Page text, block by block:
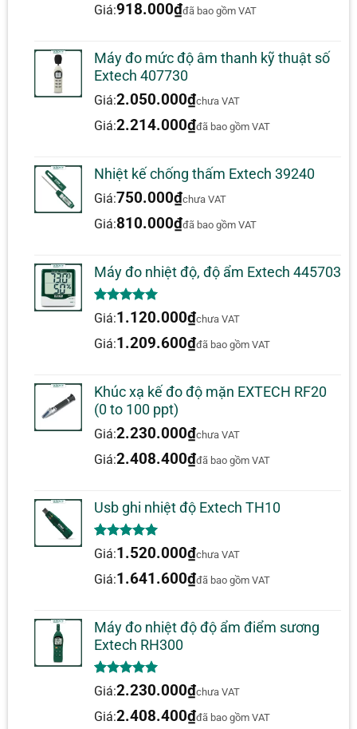
Dải đo – Type N
-200 đến 1999.9°F (-150 đến 1300°C)
Độ phân giải
Độ chính xác cơ
J, K, E, T, N±0.05% giá trị đo (+4°F /
Kích thước
6 × 2.8 × 1.5″ (152 × 72 × 37 mm)
Khối lượng
8.3 oz (235 g)
Giá:918.000₫đã bao gồm VAT
Máy đo mức độ âm thanh kỹ thuật số
Extech 407730
Giá:2.050.000₫chưa VAT
Giá:2.214.000₫đã bao gồm VAT
Nhiệt kế chống thấm Extech 39240
Giá:750.000₫chưa VAT
Giá:810.000₫đã bao gồm VAT
Máy đo nhiệt độ, độ ẩm Extech 445703
5.00trên 5
dựa trên
1
đánh giá
Giá:1.120.000₫chưa VAT
Giá:1.209.600₫đã bao gồm VAT
Khúc xạ kế đo độ mặn EXTECH RF20
(0 to 100 ppt)
Giá:2.230.000₫chưa VAT
Giá:2.408.400₫đã bao gồm VAT
Usb ghi nhiệt độ Extech TH10
5.00trên 5
dựa trên
1
đánh giá
Giá:1.520.000₫chưa VAT
Giá:1.641.600₫đã bao gồm VAT
Máy đo nhiệt độ độ ẩm điểm sương
Extech RH300
5.00trên 5
dựa trên
1
đánh giá
Giá:2.230.000₫chưa VAT
Giá:2.408.400₫đã bao gồm VAT